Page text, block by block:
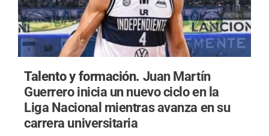
Talento y formación. Juan Martín
Guerrero inicia un nuevo ciclo en la
Liga Nacional mientras avanza en su
carrera universitaria